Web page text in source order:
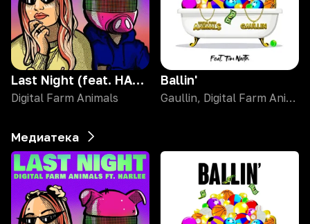
Last Night (feat. HARLEE)
Digital Farm Animals
Ballin'
Gaullin, Digital Farm Animals
Медиатека